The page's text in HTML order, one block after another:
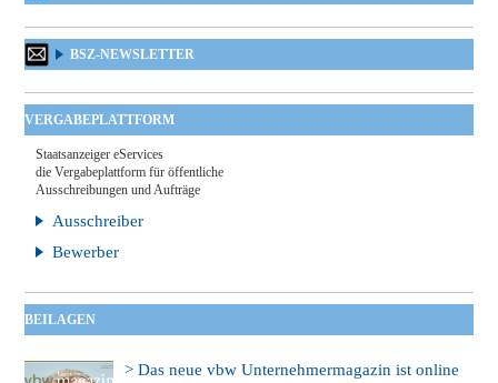
BSZ-NEWSLETTER
VERGABEPLATTFORM
Staatsanzeiger eServices
die Vergabeplattform für öffentliche
Ausschreibungen und Aufträge
Ausschreiber
Bewerber
BEILAGEN
> Das neue vbw Unternehmermagazin ist online